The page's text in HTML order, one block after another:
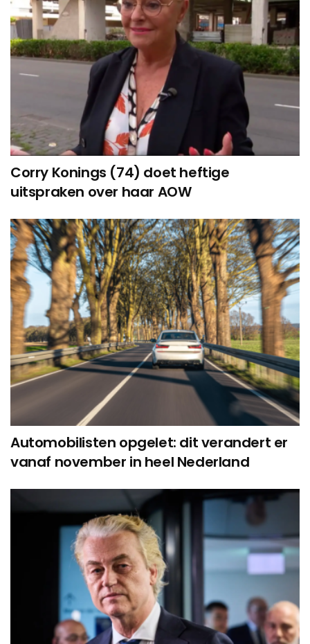
Corry Konings (74) doet heftige
uitspraken over haar AOW
Automobilisten opgelet: dit verandert er
vanaf november in heel Nederland